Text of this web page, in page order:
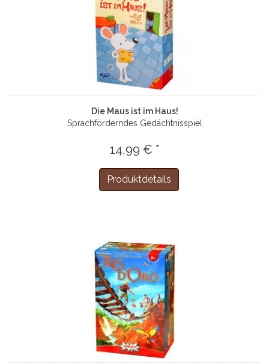
Die Maus ist im Haus!
Sprachförderndes Gedächtnisspiel
14,99 € *
Produktdetails